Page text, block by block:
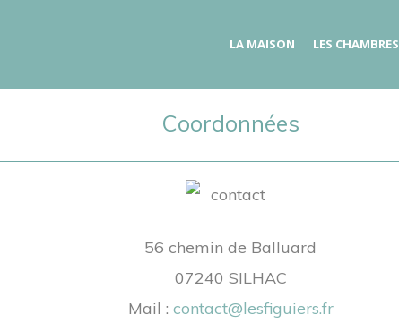
LA MAISON LES CHAMBRES
Coordonnées
56 chemin de Balluard
07240 SILHAC
Mail : contact@lesfiguiers.fr